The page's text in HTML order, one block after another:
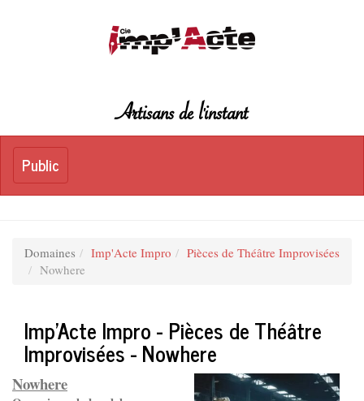
Artisans de l'instant
Toggle
Public
Public
Domaines Imp'Acte Impro
Pièces de Théâtre Improvisées
Nowhere
Imp'Acte Impro - Pièces de Théâtre
Improvisées - Nowhere
Nowhere